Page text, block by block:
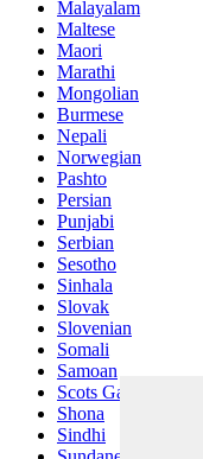
Malayalam
Maltese
Maori
Marathi
Mongolian
Burmese
Nepali
Norwegian
Pashto
Persian
Punjabi
Serbian
Sesotho
Sinhala
Slovak
Slovenian
Somali
Samoan
Scots Gaelic
Shona
Sindhi